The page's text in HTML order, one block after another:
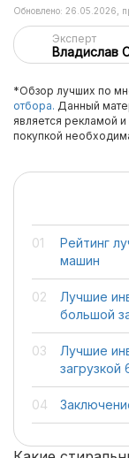
Эксперт
Владислав
Обновлено: 26.05.2026,
*Обзор лучших по
отбора. Данный
является рекламой
покупкой
Рейтинг
машин
Лучшие
большой
Лучшие
загрузкой